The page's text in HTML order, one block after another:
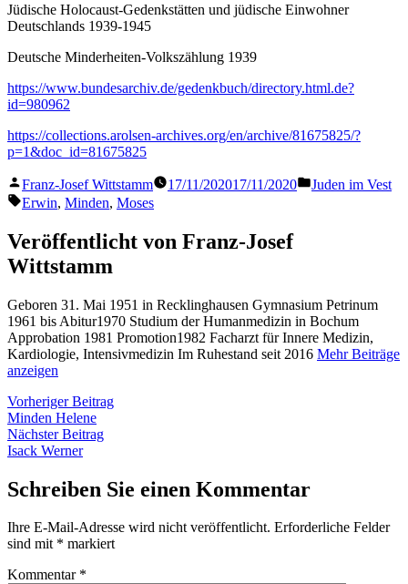
Jüdische Holocaust-Gedenkstätten und jüdische Einwohner
Deutschlands 1939-1945
Deutsche Minderheiten-Volkszählung 1939
https://www.bundesarchiv.de/gedenkbuch/directory.html.de?
id=980962
https://collections.arolsen-archives.org/en/archive/81675825/?
p=1&doc_id=81675825
Veröffentlicht
von
Franz-Josef Wittstamm 17/11/202017/11/2020
Veröffentlicht
Juden im Vest
Schlagwörter:
Erwin, Minden, Moses
Veröffentlicht von Franz-Josef
Wittstamm
Geboren 31. Mai 1951 in Recklinghausen Gymnasium Petrinum
1961 bis Abitur1970 Studium der Humanmedizin in Bochum
Approbation 1981 Promotion1982 Facharzt für Innere Medizin,
Kardiologie, Intensivmedizin Im Ruhestand seit 2016 Mehr Beiträge
anzeigen
Beitragsnavigation
Vorheriger BeitragVorheriger
Minden Helene
Nächster BeitragNächster
Isack Werner
Schreiben Sie einen Kommentar
Ihre E-Mail-Adresse wird nicht veröffentlicht. Erforderliche Felder
sind mit * markiert
Kommentar *